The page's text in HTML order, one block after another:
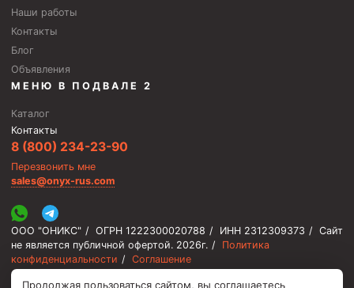
Краны шаровые КШЗ
Устройство экранирующее для цементирования
скважин УЭЦС
Разъединители резьбовые РР
Переводники
Кольца ограничительные ПЦ и ЦЦ
Клапаны обратные
Краны шаровые и пробковые
Муфты ступенчатого цементирования
Наши работы
Контакты
Блог
Объявления
МЕНЮ В ПОДВАЛЕ 2
Каталог
Контакты
8 (800) 234-23-90
Перезвонить мне
sales@onyx-rus.com
ООО "ОНИКС" / ОГРН 1222300020788 / ИНН 2312309373 / Сайт
не является публичной офертой. 2026г. /
Политика
конфиденциальности / Соглашение
Продолжая пользоваться сайтом, вы соглашаетесь